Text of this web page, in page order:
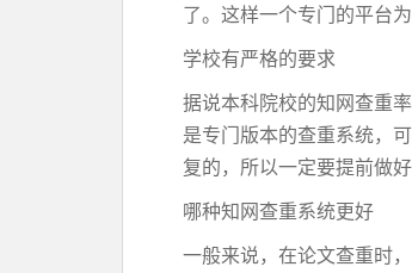
了。这样一个专门的平台
学校有严格的要求
据说本科院校的知网查重
是专门版本的查重系统，
复的，所以一定要提前做
哪种知网查重系统更好
一般来说，在论文查重时